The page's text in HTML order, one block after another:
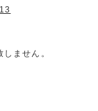
ません。